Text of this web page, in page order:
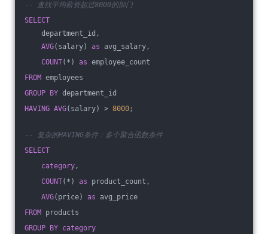
-- 查找平均薪资超过8000的部门
SELECT
department_id,
AVG(salary) as avg_salary,
COUNT(*) as employee_count
FROM employees
GROUP
BY department_id
HAVING AVG(salary) > 8000;
-- 复杂的HAVING条件：多个聚合函数条件
SELECT
category,
COUNT(*) as product_count,
AVG(price) as avg_price
FROM products
GROUP
BY category